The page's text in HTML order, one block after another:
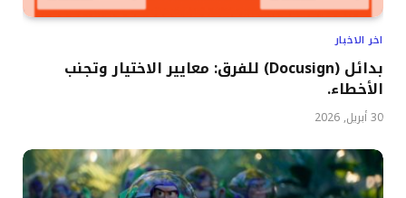
اخر الاخبار
بدائل (Docusign) للفرق: معايير الاختيار وتجنب
الأخطاء.
30 أبريل, 2026